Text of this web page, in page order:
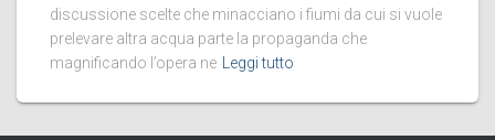
discussione scelte che minacciano i fiumi da cui si vuole
prelevare altra acqua parte la propaganda che
magnificando l’opera ne
Leggi tutto